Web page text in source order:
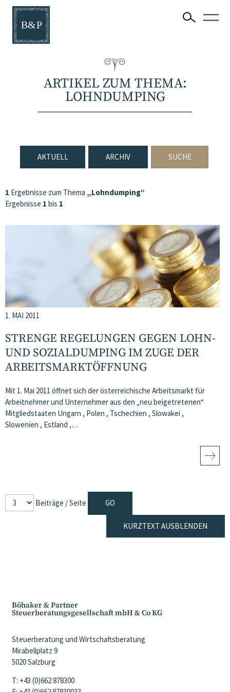
ARTIKEL ZUM THEMA:
LOHNDUMPING
AKTUELL ARCHIV SUCHE
1 Ergebnisse zum Thema „Lohndumping“
Ergebnisse 1 bis 1
1. MAI 2011
STRENGE REGELUNGEN GEGEN LOHN-
UND SOZIALDUMPING IM ZUGE DER
ARBEITSMARKTÖFFNUNG
Mit 1. Mai 2011 öffnet sich der österreichische Arbeitsmarkt für
Arbeitnehmer und Unternehmer aus den „neu beigetretenen“
Mitgliedstaaten Ungarn , Polen , Tschechien , Slowakei ,
Slowenien , Estland ,…
Beiträge / Seite
KURZTEXT AUSBLENDEN
Böhaker & Partner
Steuerberatungsgesellschaft mbH & Co KG
Steuerberatung und Wirtschaftsberatung
Mirabellplatz 9
5020 Salzburg
T: +43 (0)662 878300